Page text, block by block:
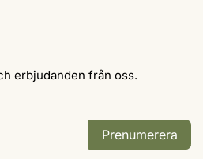
erbjudanden från oss.
Prenumerera